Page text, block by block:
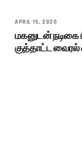
APRIL 15, 2020
மகனுடன் நடிகை
குத்தாட்ட